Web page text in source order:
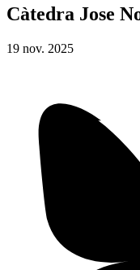
Càtedra Jose
19 nov. 2025